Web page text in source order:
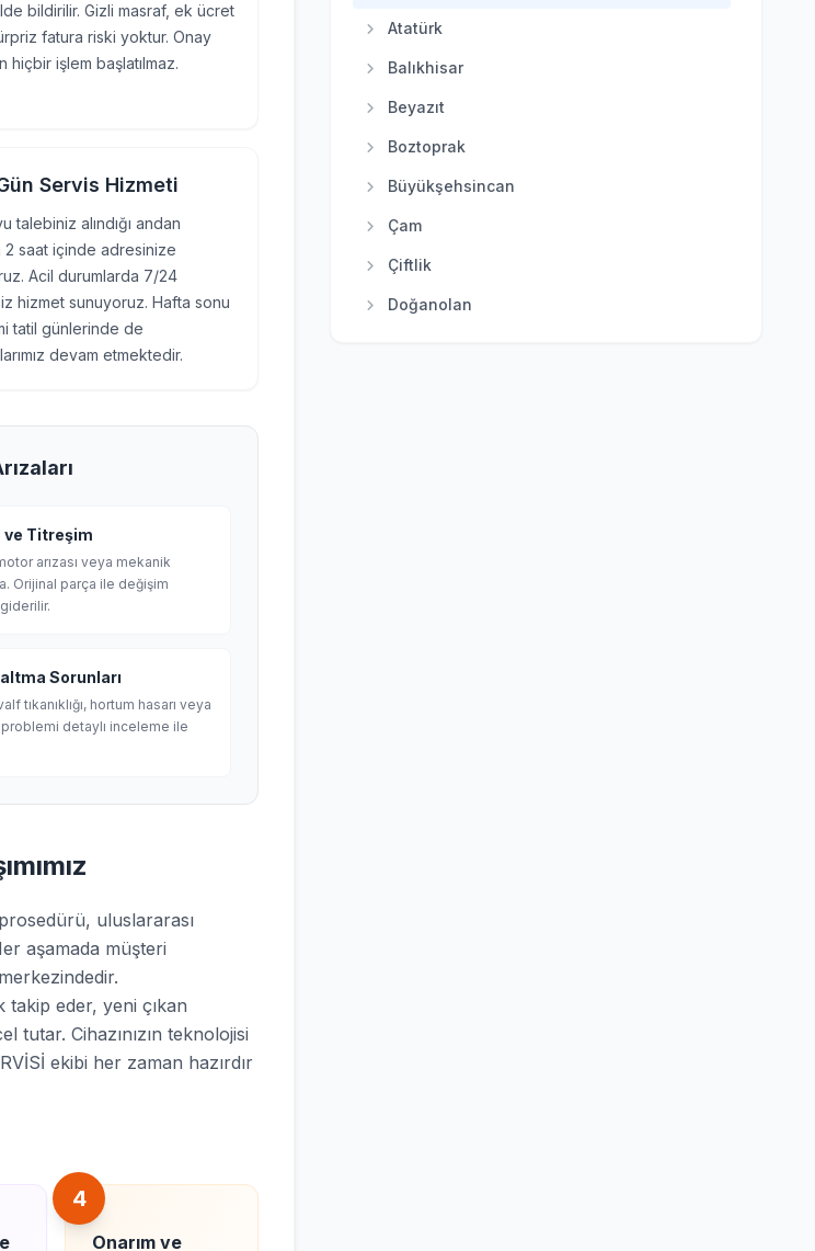
bildirilir. Gizli masraf, ek ücret
fatura riski yoktur. Onay
hiçbir işlem başlatılmaz.
Servis Hizmeti
talebiniz alındığı andan
2 saat içinde adresinize
Acil durumlarda 7/24
hizmet sunuyoruz. Hafta sonu
tatil günlerinde de
devam etmektedir.
ve Titreşim
arızası veya mekanik
Orijinal parça ile değişim
Sorunları
tıkanıklığı, hortum hasarı veya
detaylı inceleme ile
uluslararası
aşamada müşteri
eder, yeni çıkan
tutar. Cihazınızın teknolojisi
ekibi her zaman hazırdır
4
Onarım ve
Haymana
Kahramankazan
Kalecik
Keçiören
Kızılcahamam
Mamak
Nallıhan
Polatlı
Atatürk
Balıkhisar
Beyazıt
Boztoprak
Büyükşehsincan
Çam
Çiftlik
Doğanolan